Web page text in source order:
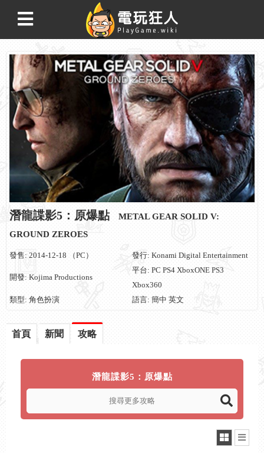
潛龍諜影5：原爆點
METAL GEAR SOLID V:
GROUND ZEROES
發售: 2014-12-18 （PC） 發行: Konami Digital Entertainment
開發: Kojima Productions
平台: PC PS4 XboxONE PS3
Xbox360
類型: 角色扮演
語言: 簡中 英文
首頁 新聞 攻略
潛龍諜影5：原爆點